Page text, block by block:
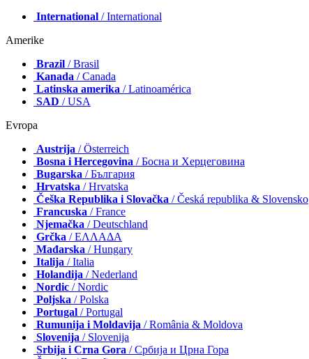
International / International
Amerike
Brazil / Brasil
Kanada / Canada
Latinska amerika / Latinoamérica
SAD / USA
Evropa
Austrija / Österreich
Bosna i Hercegovina / Босна и Херцеговина
Bugarska / България
Hrvatska / Hrvatska
Češka Republika i Slovačka / Česká republika & Slovensko
Francuska / France
Njemačka / Deutschland
Grčka / ΕΛΛΑΔΑ
Mađarska / Hungary
Italija / Italia
Holandija / Nederland
Nordic / Nordic
Poljska / Polska
Portugal / Portugal
Rumunija i Moldavija / România & Moldova
Slovenija / Slovenija
Srbija i Crna Gora / Србија и Црна Гора